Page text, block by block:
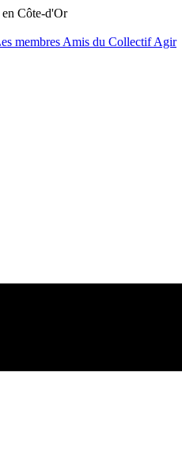
Côte-d'Or
membres Amis du CollectifAgir